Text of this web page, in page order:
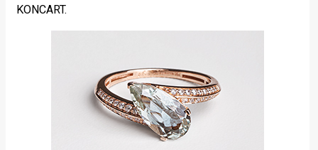
KONCART.